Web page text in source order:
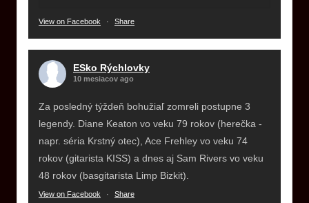
View on Facebook · Share
ESko Rýchlovky
10 mesiacov ago
Za posledný týždeň bohužiaľ zomreli postupne 3
legendy. Diane Keaton vo veku 79 rokov (herečka -
napr. séria Krstný otec), Ace Frehley vo veku 74
rokov (gitarista KISS) a dnes aj Sam Rivers vo veku
48 rokov (basgitarista Limp Bizkit).
View on Facebook · Share